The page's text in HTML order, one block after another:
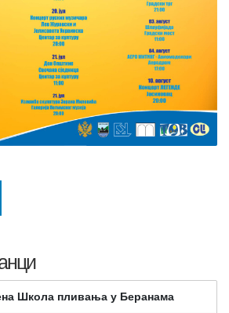
Школа пливања у Беранама